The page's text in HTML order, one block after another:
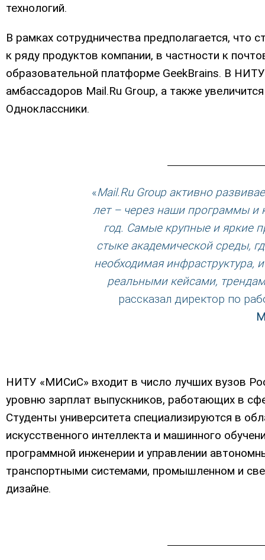
технологий.
В рамках сотрудничества предполагается, что
к ряду продуктов компании, в частности к
образовательной платформе GeekBrains. В
амбассадоров Mail.Ru Group, а также
Одноклассники.
«Mail.Ru Group активно
лет – через наши программы и
год. Самые крупные и яркие
стыке академической среды,
необходимая инфраструктура,
реальными кейсами,
рассказал директор по
НИТУ «МИСиС» входит в число лучших вузов
уровню зарплат выпускников, работающих в
Студенты университета специализируются в
искусственного интеллекта и машинного
программной инженерии и управлении
транспортными системами, промышленном и
дизайне.